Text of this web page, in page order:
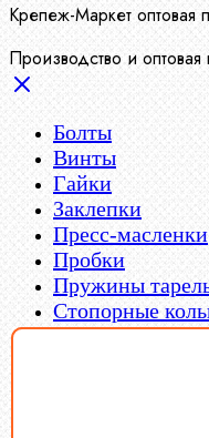
Крепеж-Маркет оптовая
Производство и
Болты
Винты
Гайки
Заклепки
Пресс-масленки
Пробки
Пружины
Стопорные
Такелаж